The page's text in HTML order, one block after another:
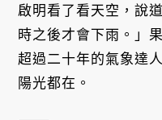
啟明看了看天空，說
時之後才會下雨。」
超過二十年的氣象達
陽光都在。